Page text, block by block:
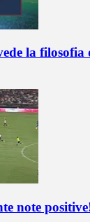
la
note